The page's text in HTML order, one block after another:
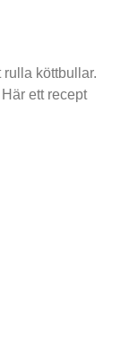
rulla köttbullar.
ett recept